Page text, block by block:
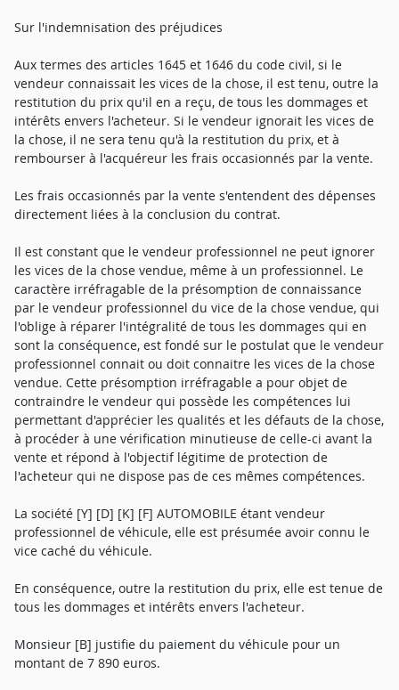
Sur l'indemnisation des préjudices
Aux termes des articles 1645 et 1646 du code civil, si le
vendeur connaissait les vices de la chose, il est tenu, outre la
restitution du prix qu'il en a reçu, de tous les dommages et
intérêts envers l'acheteur. Si le vendeur ignorait les vices de
la chose, il ne sera tenu qu'à la restitution du prix, et à
rembourser à l'acquéreur les frais occasionnés par la vente.
Les frais occasionnés par la vente s'entendent des dépenses
directement liées à la conclusion du contrat.
Il est constant que le vendeur professionnel ne peut ignorer
les vices de la chose vendue, même à un professionnel. Le
caractère irréfragable de la présomption de connaissance
par le vendeur professionnel du vice de la chose vendue, qui
l'oblige à réparer l'intégralité de tous les dommages qui en
sont la conséquence, est fondé sur le postulat que le vendeur
professionnel connait ou doit connaitre les vices de la chose
vendue. Cette présomption irréfragable a pour objet de
contraindre le vendeur qui possède les compétences lui
permettant d'apprécier les qualités et les défauts de la chose,
à procéder à une vérification minutieuse de celle-ci avant la
vente et répond à l'objectif légitime de protection de
l'acheteur qui ne dispose pas de ces mêmes compétences.
La société [Y] [D] [K] [F] AUTOMOBILE étant vendeur
professionnel de véhicule, elle est présumée avoir connu le
vice caché du véhicule.
En conséquence, outre la restitution du prix, elle est tenue de
tous les dommages et intérêts envers l'acheteur.
Monsieur [B] justifie du paiement du véhicule pour un
montant de 7 890 euros.